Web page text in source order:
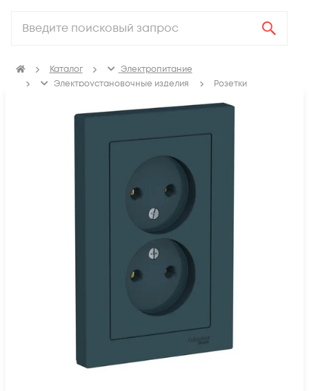
Каталог
Электропитание
Электроустановочные изделия
Розетки